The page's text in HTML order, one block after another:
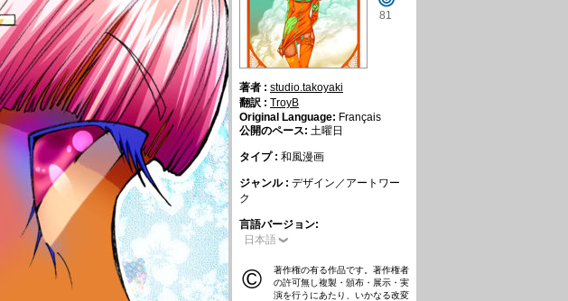
81
著者 : studio.takoyaki
翻訳 : TroyB
Original Language: Français
公開のペース: 土曜日
タイプ : 和風漫画
ジャンル : デザイン／アートワー
ク
言語バージョン:
日本語
©
著作権の有る作品です。著作権者
の許可無し複製・頒布・展示・実
演を行うにあたり、いかなる改変